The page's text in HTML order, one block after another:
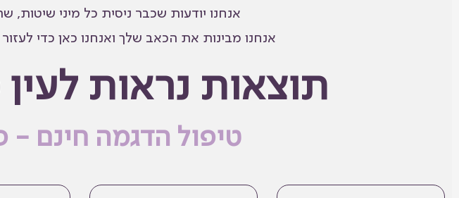
אנחנו יודעות שכבר ניסית כל מיני
אנחנו מבינות את הכאב שלך ואנחנו כאן כדי
תוצאות נראות
טיפול הדגמה חינם -